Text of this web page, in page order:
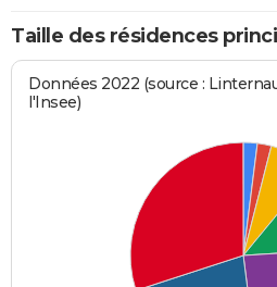
Taille des résidences
Données 2022 (source :
l'Insee)